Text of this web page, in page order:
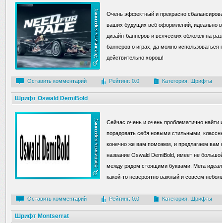
Очень эффектный и прекрасно
ваших будущих веб оформлений, идеально
дизайн-баннеров и всяческих обложек на
баннеров о играх, да можно
действительно хорош!
Оставить комментарий Рейтинг: 0.0 Категория: Шрифты
Шрифт Oswald DemiBold
Сейчас очень и очень проблематично
порадовать себя новыми стильными,
конечно же вам поможем, и предлагаем
название Oswald DemiBold, имеет не
между рядом стоящими буквами. Мега
какой-то невероятно важный и совсем
Оставить комментарий Рейтинг: 0.0 Категория: Шрифты
Шрифт Montserrat